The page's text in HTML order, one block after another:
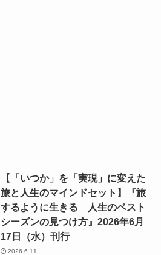
【「いつか」を「実現」に変えた
旅と人生のマインドセット】『旅
するように生きる 人生のベスト
シーズンの見つけ方』2026年6月
17日（水）刊行
2026.6.11